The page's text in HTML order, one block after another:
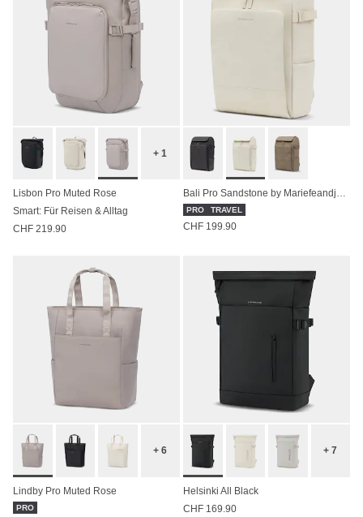
+ 1
Lisbon Pro Muted Rose
Smart: Für Reisen & Alltag
CHF 219.90
Bali Pro Sandstone by Mariefeandjakesnow
PRO TRAVEL
CHF 199.90
+ 6
Lindby Pro Muted Rose
PRO
+ 7
Helsinki All Black
CHF 169.90